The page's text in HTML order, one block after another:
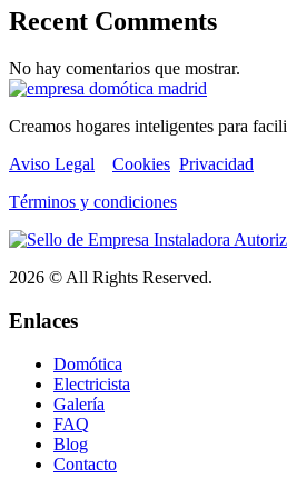
Recent Comments
No hay comentarios que mostrar.
Creamos hogares inteligentes para
Aviso Legal
Cookies Privacidad
Términos y condiciones
2026 © All Rights Reserved.
Enlaces
Domótica
Electricista
Galería
FAQ
Blog
Contacto